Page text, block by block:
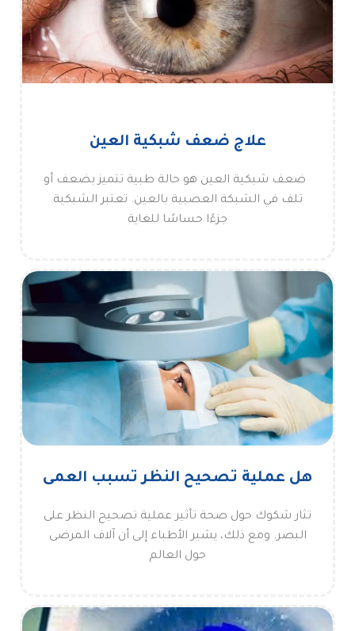
علاج ضعف شبكية العين
ضعف شبكية العين هو حالة طبية تتميز بضعف أو
تلف في الشبكة العصبية بالعين. تعتبر الشبكية
جزءًا حساسًا للغاية
هل عملية تصحيح النظر تسبب العمى
تثار شكوك حول صحة تأثير عملية تصحيح النظر على
البصر. ومع ذلك، يشير الأطباء إلى أن آلاف المرضى
حول العالم